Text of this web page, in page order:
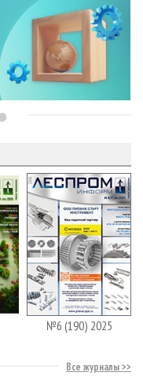
№6 (190) 2025
Все журналы